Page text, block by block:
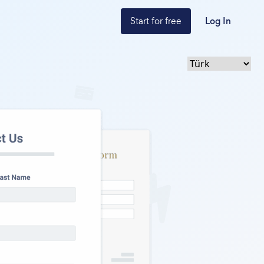
Start for free Log In